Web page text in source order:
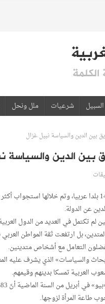
شرعيات ملل ونحل
بين الدين والسياسة نبيل غزال
بين الدين والسياسة
عن الدولة.
تكتمل في العديد من الدول العربية
والسياسات» الذي يشرف عليه
العربية تمسكا بدينهم وقيمهم.